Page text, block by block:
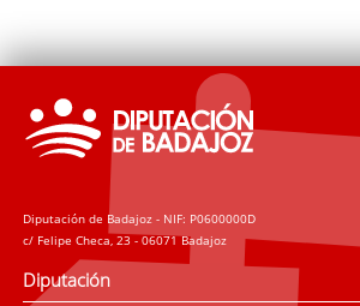
Diputación de Badajoz - NIF: P0600000D
c/ Felipe Checa, 23 - 06071 Badajoz
Diputación